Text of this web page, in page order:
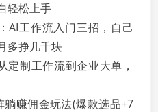
轻松上手
AI工作流入门三招，自己
多挣几千块
定制工作流到企业大单，
赚佣金玩法(爆款选品+7